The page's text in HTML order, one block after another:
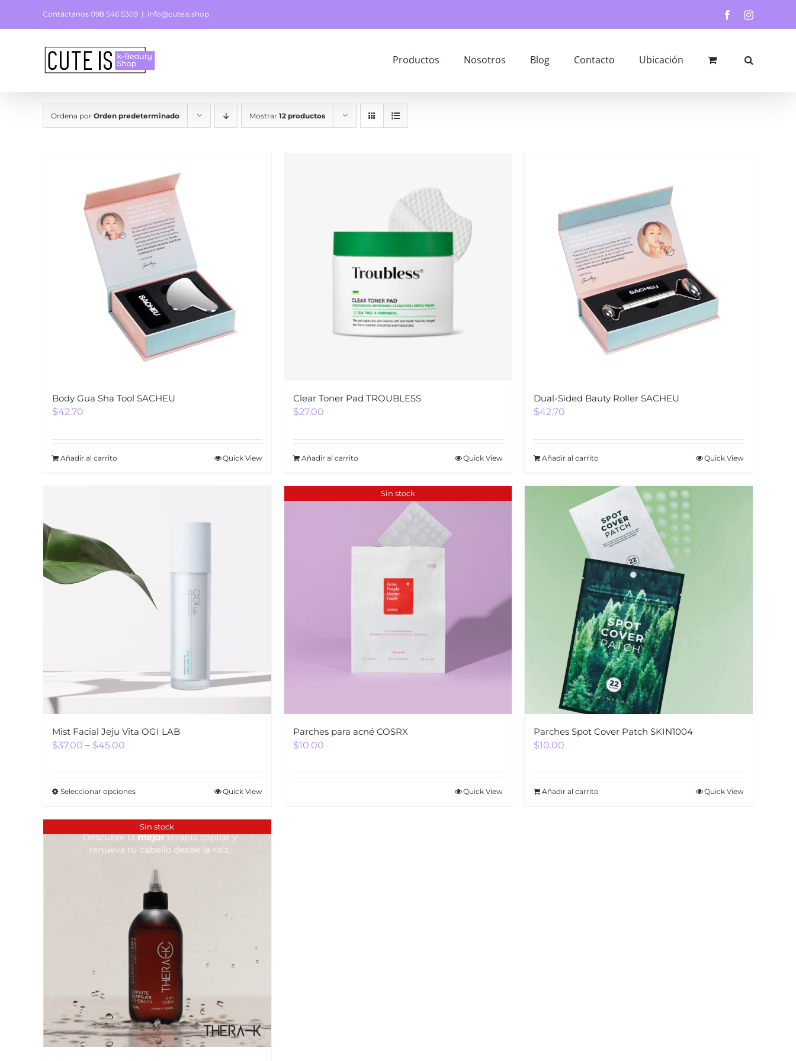
Contáctanos 098 546 5309 | info@cuteis.shop FacebookInstagram
Productos Nosotros Blog Contacto Ubicación
Ordena por Orden predeterminado Mostrar 12 productos
Body Gua Sha Tool SACHEU
$42.70
Añadir al carrito Quick View
Clear Toner Pad TROUBLESS
$27.00
Añadir al carrito Quick View
Dual-Sided Bauty Roller SACHEU
$42.70
Añadir al carrito Quick View
Mist Facial Jeju Vita OGI LAB
$37.00 – $45.00
Seleccionar opciones Quick View
Sin stock
Parches para acné COSRX
$10.00
Quick View
Parches Spot Cover Patch SKIN1004
$10.00
Añadir al carrito Quick View
Sin stock